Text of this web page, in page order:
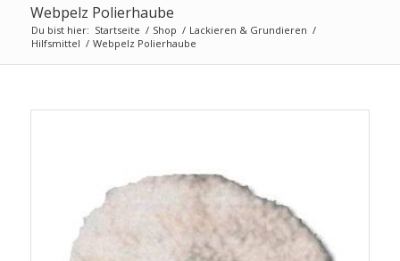
Webpelz Polierhaube
Du bist hier: Startseite / Shop / Lackieren & Grundieren /
Hilfsmittel / Webpelz Polierhaube